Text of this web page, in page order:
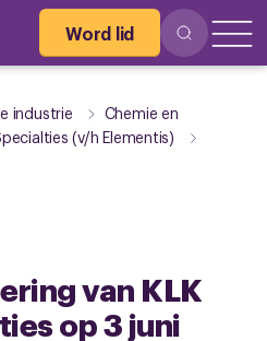
Word lid
industrie
Chemie en
(v/h Elementis)
van KLK
op 3 juni